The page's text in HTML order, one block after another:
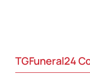
TGFuneral24